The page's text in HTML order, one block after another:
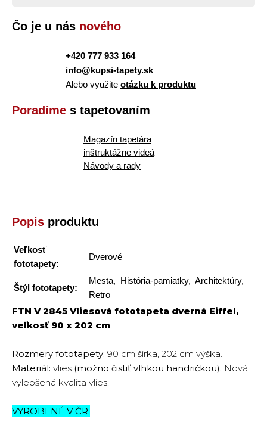
Čo je u nás nového
+420 777 933 164
info@kupsi-tapety.sk
Alebo využite otázku k produktu
Poradíme s tapetovaním
Magazín tapetára
inštruktážne videá
Návody a rady
Popis produktu
Veľkosť
fototapety:
Dverové
Štýl fototapety:
Mesta, História-pamiatky, Architektúry,
Retro
FTN V 2845 Vliesová fototapeta dverná Eiffel,
veľkosť 90 x 202 cm
Rozmery fototapety: 90 cm šírka, 202 cm výška.
Materiál: vlies (možno čistiť vlhkou handričkou). Nová
vylepšená kvalita vlies.
VYROBENÉ V ČR.